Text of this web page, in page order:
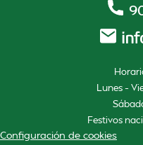
Lunes –
Festivos
Configuración de cookies